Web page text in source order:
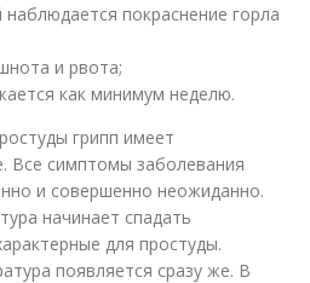
наблюдается покраснение горла
и рвота;
как минимум неделю.
грипп имеет
Все симптомы заболевания
и совершенно неожиданно.
начинает спадать
для простуды.
появляется сразу же. В